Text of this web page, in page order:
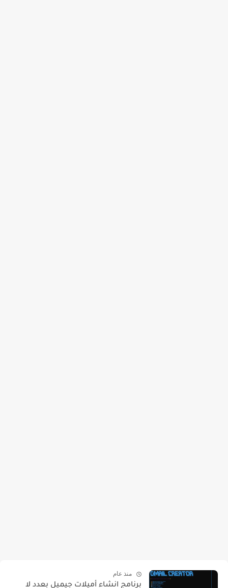
منذ عام
برنامج انشاء أميلات جيميل بعدد لا